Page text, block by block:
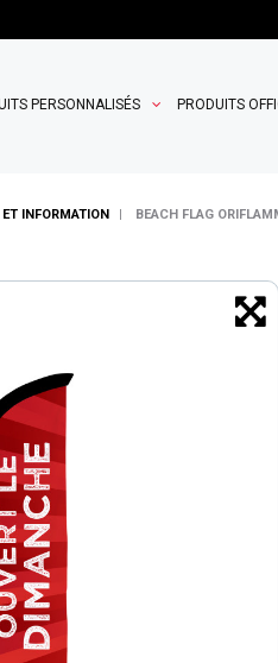
PERSONNALISÉS PRODUITS
INFORMATION BEACH FLAG